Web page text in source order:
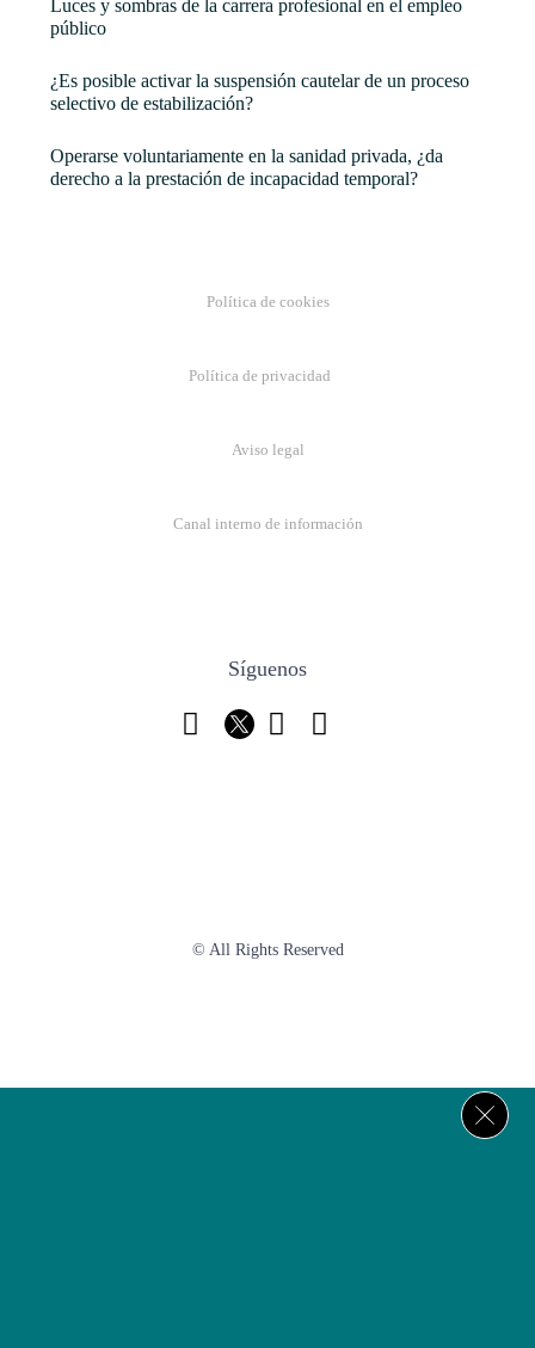
Luces y sombras de la carrera profesional en el empleo
público
¿Es posible activar la suspensión cautelar de un proceso
selectivo de estabilización?
Operarse voluntariamente en la sanidad privada, ¿da
derecho a la prestación de incapacidad temporal?
Política de cookies
Política de privacidad
Aviso legal
Canal interno de información
Síguenos
© All Rights Reserved